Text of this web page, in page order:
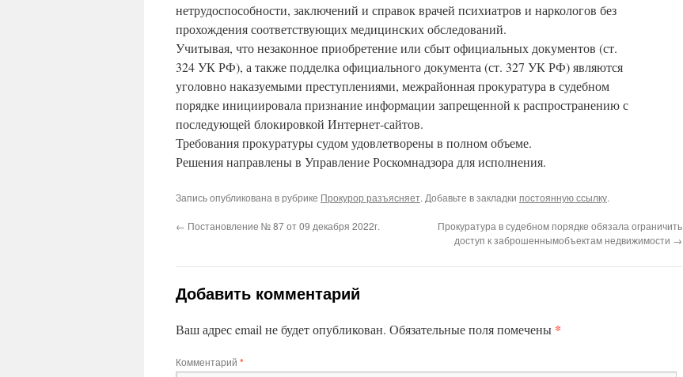
нетрудоспособности, заключений и справок врачей психиатров и наркологов без
прохождения соответствующих медицинских обследований.
Учитывая, что незаконное приобретение или сбыт официальных документов (ст.
324 УК РФ), а также подделка официального документа (ст. 327 УК РФ) являются
уголовно наказуемыми преступлениями, межрайонная прокуратура в судебном
порядке инициировала признание информации запрещенной к распространению с
последующей блокировкой Интернет-сайтов.
Требования прокуратуры судом удовлетворены в полном объеме.
Решения направлены в Управление Роскомнадзора для исполнения.
Запись опубликована в рубрике Прокурор разъясняет. Добавьте в закладки постоянную ссылку.
← Постановление № 87 от 09 декабря 2022г.
Прокуратура в судебном порядке обязала ограничить
доступ к заброшеннымобъектам недвижимости →
Добавить комментарий
Ваш адрес email не будет опубликован. Обязательные поля помечены *
Комментарий *